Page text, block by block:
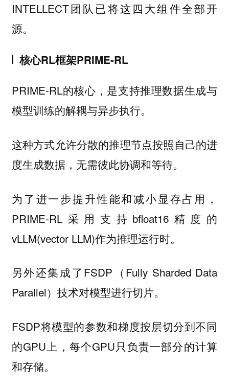
INTELLECT团队已将这四大组件全部开
源。
核心RL框架PRIME-RL
PRIME-RL的核心，是支持推理数据生成与
模型训练的解耦与异步执行。
这种方式允许分散的推理节点按照自己的进
度生成数据，无需彼此协调和等待。
为了进一步提升性能和减小显存占用，
PRIME-RL采用支持bfloat16精度的
vLLM(vector LLM)作为推理运行时。
另外还集成了FSDP（Fully Sharded Data
Parallel）技术对模型进行切片。
FSDP将模型的参数和梯度按层切分到不同
的GPU上，每个GPU只负责一部分的计算
和存储。